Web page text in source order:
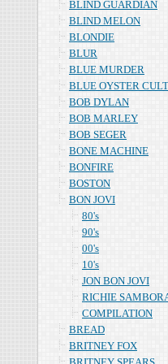
BLIND GUARDIAN
BLIND MELON
BLONDIE
BLUR
BLUE MURDER
BLUE OYSTER CULT
BOB DYLAN
BOB MARLEY
BOB SEGER
BONE MACHINE
BONFIRE
BOSTON
BON JOVI
80's
90's
00's
10's
JON BON JOVI
RICHIE
COMPILATION
BREAD
BRITNEY FOX
BRITNEY SPEARS